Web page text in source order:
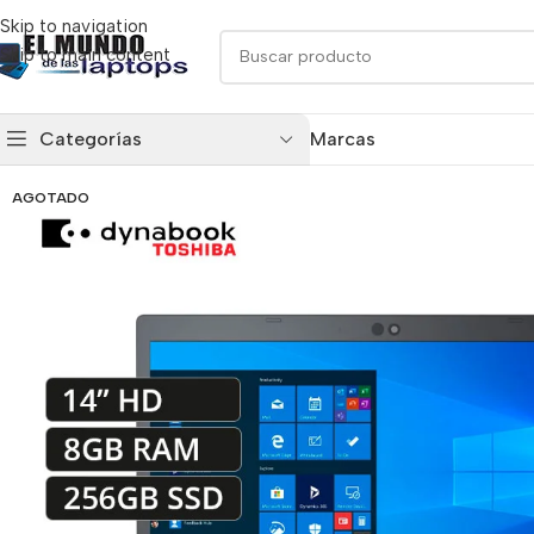
Skip to navigation
Skip to main content
Categorías Marcas
AGOTADO